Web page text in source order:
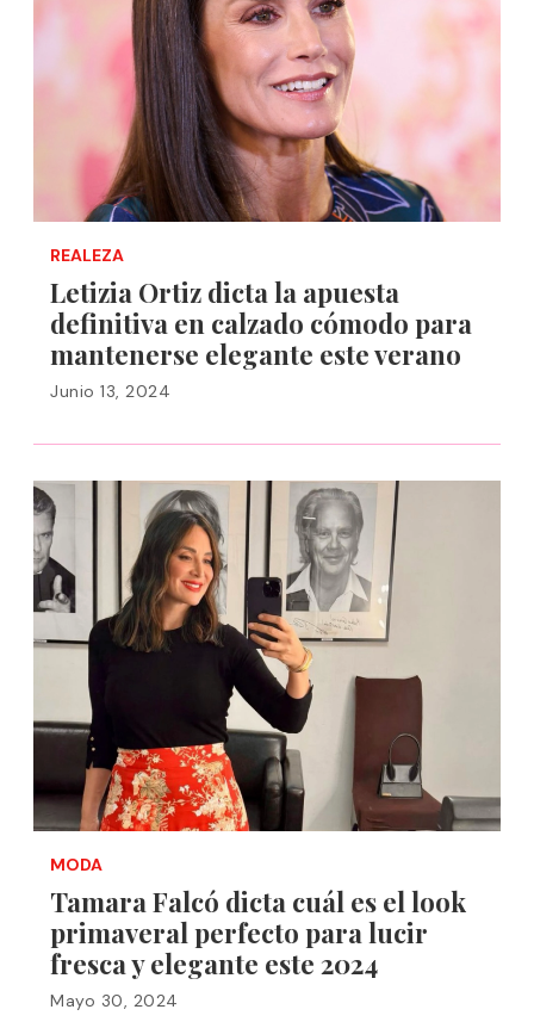
REALEZA
Letizia Ortiz dicta la apuesta
definitiva en calzado cómodo para
mantenerse elegante este verano
Junio 13, 2024
MODA
Tamara Falcó dicta cuál es el look
primaveral perfecto para lucir
fresca y elegante este 2024
Mayo 30, 2024